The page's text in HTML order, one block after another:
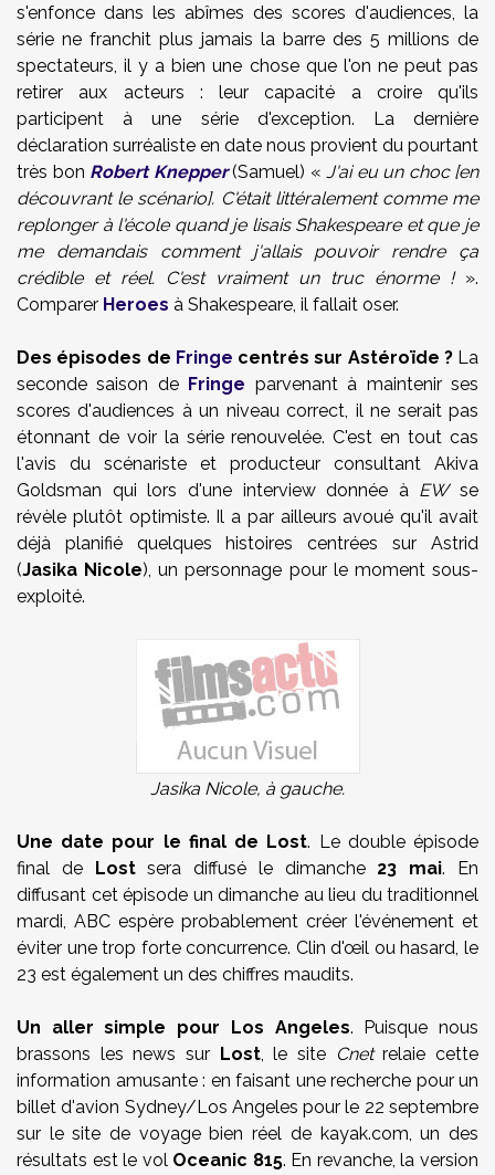
s'enfonce dans les abîmes des scores d'audiences, la
série ne franchit plus jamais la barre des 5 millions de
spectateurs, il y a bien une chose que l'on ne peut pas
retirer aux acteurs : leur capacité a croire qu'ils
participent à une série d'exception. La dernière
déclaration surréaliste en date nous provient du pourtant
très bon Robert Knepper(Samuel) « J'ai eu un choc [en
découvrant le scénario]. C'était littéralement comme me
replonger à l'école quand je lisais Shakespeare et que je
me demandais comment j'allais pouvoir rendre ça
crédible et réel. C'est vraiment un truc énorme ! ».
Comparer Heroes à Shakespeare, il fallait oser.
Des épisodes de Fringe centrés sur Astéroïde ?La
seconde saison de Fringe parvenant à maintenir ses
scores d'audiences à un niveau correct, il ne serait pas
étonnant de voir la série renouvelée. C'est en tout cas
l'avis du scénariste et producteur consultant Akiva
Goldsman qui lors d'une interview donnée à EWse
révèle plutôt optimiste. Il a par ailleurs avoué qu'il avait
déjà planifié quelques histoires centrées sur Astrid
(Jasika Nicole), un personnage pour le moment sous-
exploité.
Jasika Nicole, à gauche.
Une date pour le final de Lost. Le double épisode
final de Lostsera diffusé le dimanche 23 mai. En
diffusant cet épisode un dimanche au lieu du traditionnel
mardi, ABC espère probablement créer l'événement et
éviter une trop forte concurrence. Clin d'œil ou hasard, le
23 est également un des chiffres maudits.
Un aller simple pour Los Angeles. Puisque nous
brassons les news sur Lost, le site Cnetrelaie cette
information amusante : en faisant une recherche pour un
billet d'avion Sydney/Los Angeles pour le 22 septembre
sur le site de voyage bien réel de kayak.com, un des
résultats est le vol Oceanic 815. En revanche, la version